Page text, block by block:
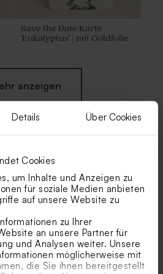
Details Über Cookies
Cookies
um Inhalte und Anzeigen zu
für soziale Medien anbieten
auf unsere Website zu
zu Ihrer
an unsere Partner für
und Analysen weiter. Unsere
möglicherweise mit
die Sie ihnen bereitgestellt
Save the Date Karte
'Eukalyptus' | mit Goldfolie
Eukalyptus Tüte für
Süßigkeiten mit Goldfolie
anzeigen